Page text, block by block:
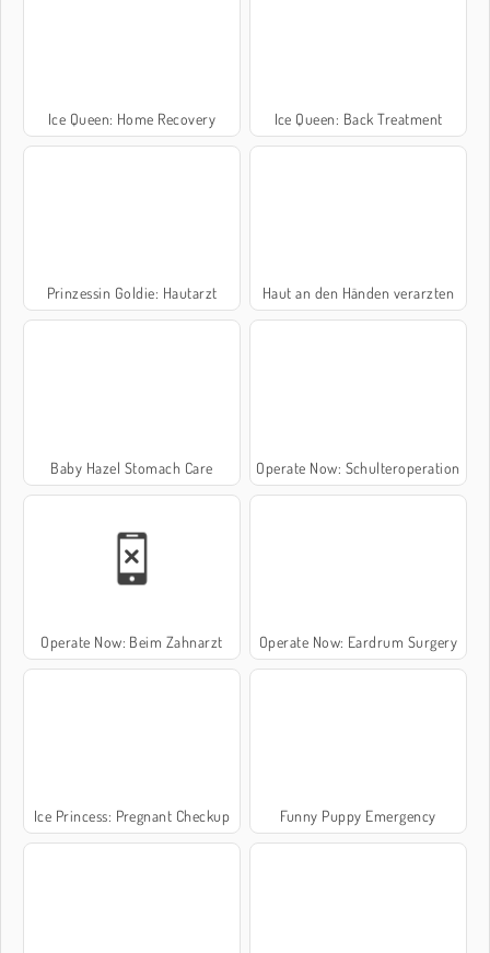
Ice Queen: Home Recovery Ice Queen: Back Treatment
Prinzessin Goldie: Hautarzt Haut an den Händen verarzten
Baby Hazel Stomach Care Operate Now: Schulteroperation
Operate Now: Beim Zahnarzt Operate Now: Eardrum Surgery
Ice Princess: Pregnant Checkup Funny Puppy Emergency